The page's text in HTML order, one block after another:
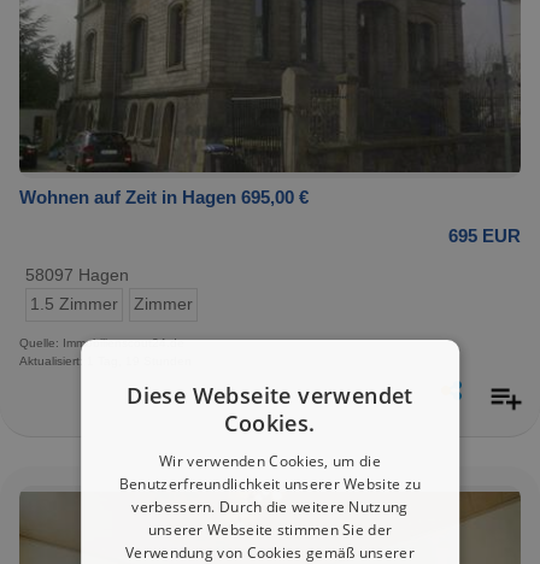
Wohnen auf Zeit in Hagen 695,00 €
695 EUR
58097 Hagen
1.5 Zimmer
Zimmer
Quelle: Immobilienscout24.de
Aktualisiert: 1 Tag, 19 Stunden
Diese Webseite verwendet
Cookies.
Wir verwenden Cookies, um die
Benutzerfreundlichkeit unserer Website zu
verbessern. Durch die weitere Nutzung
unserer Webseite stimmen Sie der
Verwendung von Cookies gemäß unserer